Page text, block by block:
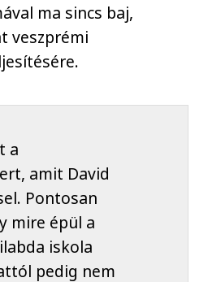
ma sincs baj,
veszprémi
a
amit David
Pontosan
mire épül a
iskola
pedig nem